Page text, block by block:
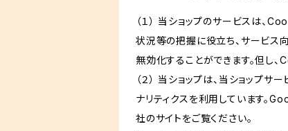
（１） 当ショップのサービスは、
状況等の把握に役立ち、サービス
無効化することができます。但し
（２） 当ショップは、当ショッ
ナリティクスを利用しています。
社のサイトをご覧ください。